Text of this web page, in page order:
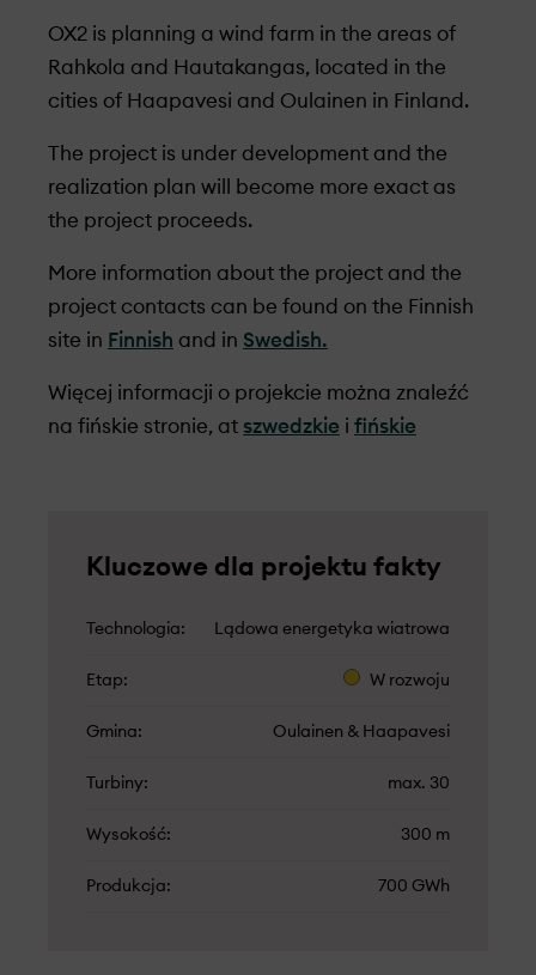
OX2 is planning a wind farm in the areas of
Rahkola and Hautakangas, located in the
cities of Haapavesi and Oulainen in Finland.
The project is under development and the
realization plan will become more exact as
the project proceeds.
More information about the project and the
project contacts can be found on the Finnish
site in Finnish and in Swedish.
Więcej informacji o projekcie można znaleźć
na fińskie stronie, at szwedzkie i fińskie
Kluczowe dla projektu fakty
Technologia Lądowa energetyka wiatrowa
Etap W rozwoju
Gmina Oulainen & Haapavesi
Turbiny max. 30
Wysokość 300 m
Produkcja 700 GWh